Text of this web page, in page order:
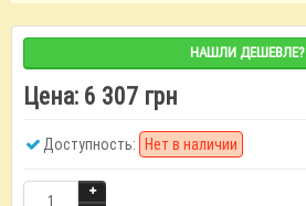
НАШЛИ ДЕШЕВЛЕ?
Цена: 6 307 грн
Доступность: Нет в наличии